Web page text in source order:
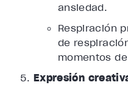
ansiedad.
Respiración
de
momentos
Expresión